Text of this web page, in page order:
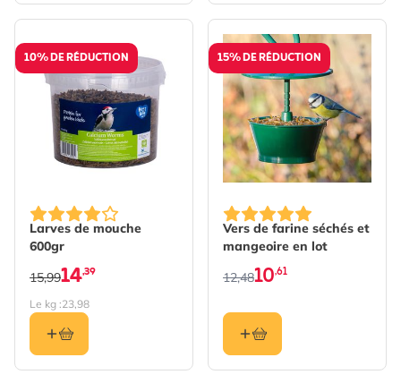
10% DE RÉDUCTION
Larves de mouche
600gr
14,39
15,99
Le kg :23,98
15% DE RÉDUCTION
Vers de farine séchés et
mangeoire en lot
The price depends on the
12,4810,61